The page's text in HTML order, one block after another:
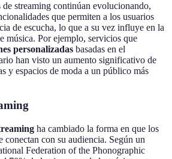
de streaming continúan evolucionando,
que permiten a los usuarios
de escucha, lo que a su vez influye en la
música. Por ejemplo, servicios que
personalizadas basadas en el
han visto un aumento significativo de
y espacios de moda a un público más
ha cambiado la forma en que los
conectan con su audiencia. Según un
Federation of the Phonographic